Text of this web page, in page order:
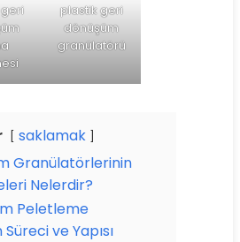
plastik geri
dönüşüm
granülatörü
saklamak
Granülatörlerinin
Nelerdir?
Peletleme
ve Yapısı